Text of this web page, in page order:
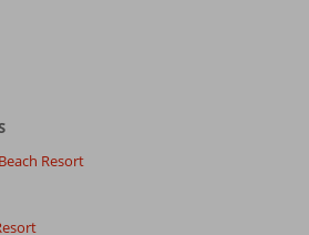
Resort